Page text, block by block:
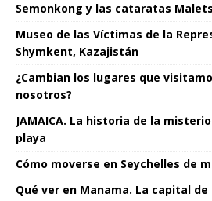
Semonkong y las cataratas
Museo de las Víctimas de la
Shymkent, Kazajistán
¿Cambian los lugares que
nosotros?
JAMAICA. La historia de la
playa
Cómo moverse en Seychelles de
Qué ver en Manama. La capital de